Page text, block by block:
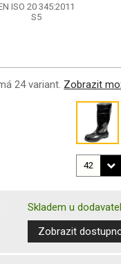
ISO 20 345:2011
S5
24 variant. Zobrazit
Skladem u
Zobrazit